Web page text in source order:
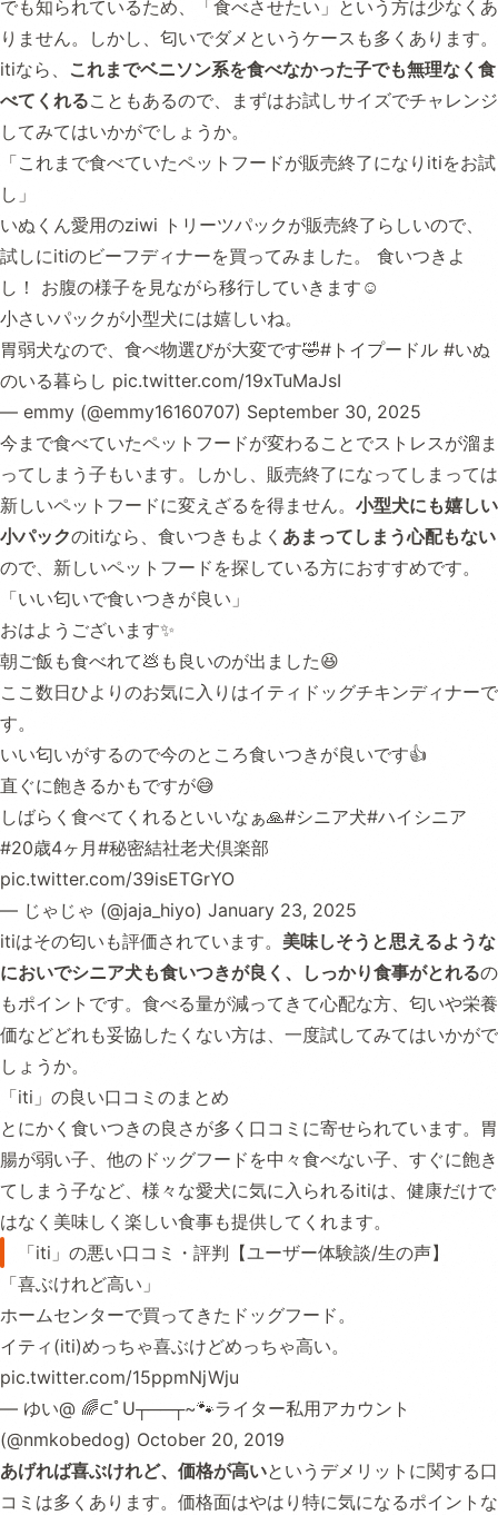
でも知られているため、「食べさせたい」という方は少なくあ
りません。しかし、匂いでダメというケースも多くあります。
itiなら、 これまでベニソン系を食べなかった子でも無理なく食
べてくれることもあるので、まずはお試しサイズでチャレンジ
してみてはいかがでしょうか。
「これまで食べていたペットフードが販売終了になりitiをお試
し」
いぬくん愛用のziwi トリーツパックが販売終了らしいので、
試しにitiのビーフディナーを買ってみました。 食いつきよ
し！ お腹の様子を見ながら移行していきます☺️
小さいパックが小型犬には嬉しいね。
胃弱犬なので、食べ物選びが大変です🤣#トイプードル #いぬ
のいる暮らし pic.twitter.com/19xTuMaJsI
— emmy (@emmy16160707) September 30, 2025
今まで食べていたペットフードが変わることでストレスが溜ま
ってしまう子もいます。しかし、販売終了になってしまっては
新しいペットフードに変えざるを得ません。 小型犬にも嬉しい
小パックのitiなら、食いつきもよく あまってしまう心配もない
ので、新しいペットフードを探している方におすすめです。
「いい匂いで食いつきが良い」
おはようございます✨
朝ご飯も食べれて💩も良いのが出ました😆
ここ数日ひよりのお気に入りはイティドッグチキンディナーで
す。
いい匂いがするので今のところ食いつきが良いです👍
直ぐに飽きるかもですが😅
しばらく食べてくれるといいなぁ🙏#シニア犬#ハイシニア
#20歳4ヶ月#秘密結社老犬倶楽部
pic.twitter.com/39isETGrYO
— じゃじゃ (@jaja_hiyo) January 23, 2025
itiはその匂いも評価されています。 美味しそうと思えるような
においでシニア犬も食いつきが良く、しっかり食事がとれるの
もポイントです。食べる量が減ってきて心配な方、匂いや栄養
価などどれも妥協したくない方は、一度試してみてはいかがで
しょうか。
「iti」の良い口コミのまとめ
とにかく食いつきの良さが多く口コミに寄せられています。胃
腸が弱い子、他のドッグフードを中々食べない子、すぐに飽き
てしまう子など、様々な愛犬に気に入られるitiは、健康だけで
はなく美味しく楽しい食事も提供してくれます。
「iti」の悪い口コミ・評判【ユーザー体験談/生の声】
「喜ぶけれど高い」
ホームセンターで買ってきたドッグフード。
イティ(iti)めっちゃ喜ぶけどめっちゃ高い。
pic.twitter.com/15ppmNjWju
— ゆい@ 🌈⊂ﾟU┬──┬~🐾ライター私用アカウント
(@nmkobedog) October 20, 2019
あげれば喜ぶけれど、価格が高いというデメリットに関する口
コミは多くあります。価格面はやはり特に気になるポイントな